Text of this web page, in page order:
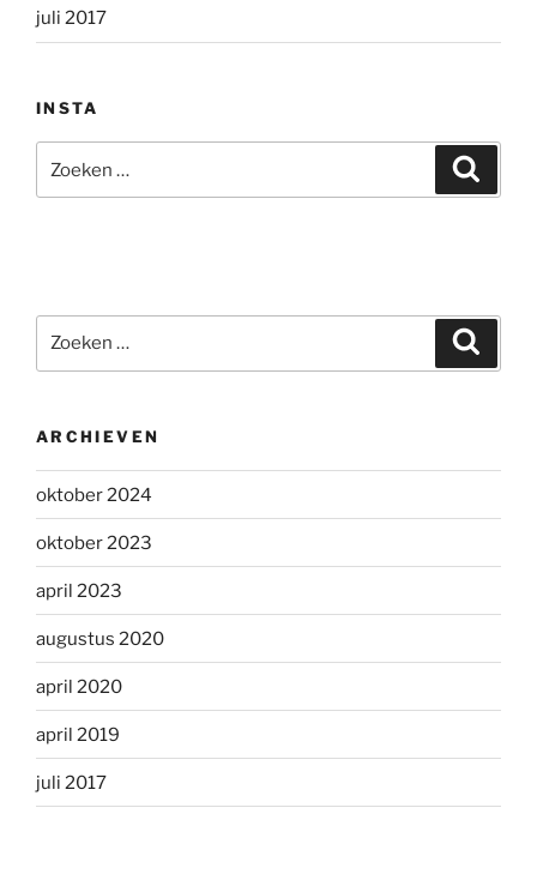
juli 2017
INSTA
naar:
naar:
ARCHIEVEN
oktober 2024
oktober 2023
april 2023
augustus 2020
april 2020
april 2019
juli 2017